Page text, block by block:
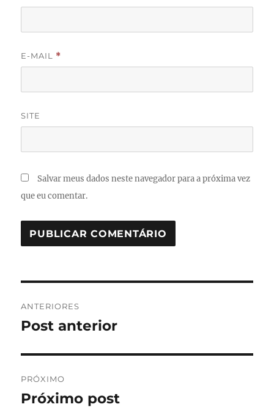
E-MAIL *
SITE
Salvar meus dados neste navegador para a próxima vez
que eu comentar.
de
ANTERIORES
Post
Post anterior
PRÓXIMO
Próximo
Próximo post